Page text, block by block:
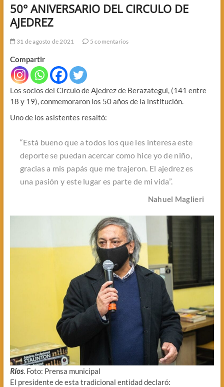
50° ANIVERSARIO DEL CIRCULO DE
AJEDREZ
31 de agosto de 2021 5 comentarios
Compartir
Los socios del Círculo de Ajedrez de Berazategui, (141 entre
18 y 19), conmemoraron los 50 años de la institución.
Uno de los asistentes resaltó:
“Está bueno que a todos los que les interesa este
deporte se puedan acercar como hice yo de niño,
gracias a mis papás que me trajeron. El ajedrez es
una pasión y este lugar es parte de mi vida”.
Nahuel Maglieri
Ríos. Foto: Prensa municipal
El presidente de esta tradicional entidad declaró: